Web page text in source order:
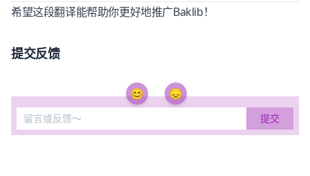
希望这段翻译能帮助你更好地推广Baklib！
提交反馈
😊 😞